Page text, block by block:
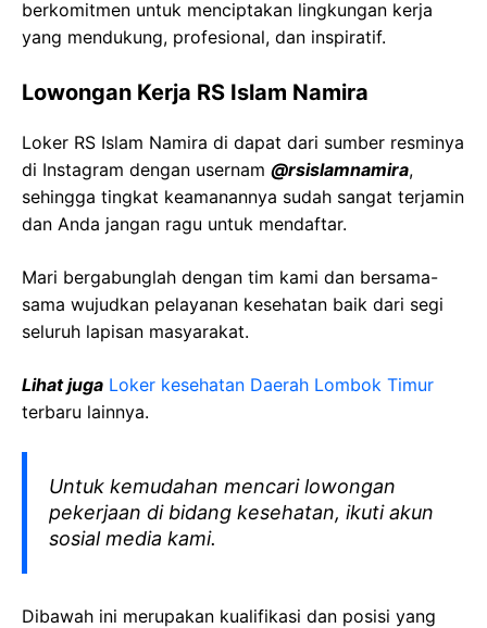
berkomitmen untuk menciptakan lingkungan kerja
yang mendukung, profesional, dan inspiratif.
Lowongan Kerja RS Islam Namira
Loker RS Islam Namira di dapat dari sumber resminya
di Instagram dengan usernam @rsislamnamira,
sehingga tingkat keamanannya sudah sangat terjamin
dan Anda jangan ragu untuk mendaftar.
Mari bergabunglah dengan tim kami dan bersama-
sama wujudkan pelayanan kesehatan baik dari segi
seluruh lapisan masyarakat.
Lihat juga Loker kesehatan Daerah Lombok Timur
terbaru lainnya.
Untuk kemudahan mencari lowongan
pekerjaan di bidang kesehatan, ikuti akun
sosial media kami.
Dibawah ini merupakan kualifikasi dan posisi yang